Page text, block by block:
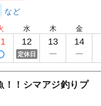
水
12
定休日
木
13
金
14
！！シマアジ釣りプ